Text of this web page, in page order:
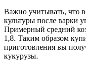
Важно учитывать, что
культуры после варки
Примерный средний
1,8. Таким образом
приготовления вы
кукурузы.